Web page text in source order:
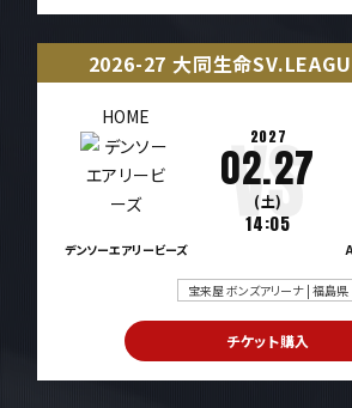
2026-27 大同生命
HOME
デンソーエアリービーズ
2027
02.27
(土)
14:05
宝来屋 ボンズアリーナ | 福島県
チケット購入